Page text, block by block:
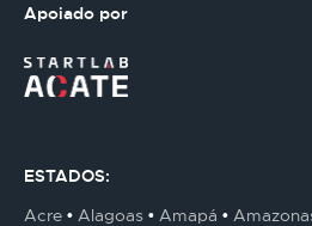
Apoiado por
ESTADOS:
Acre
Alagoas Amapá